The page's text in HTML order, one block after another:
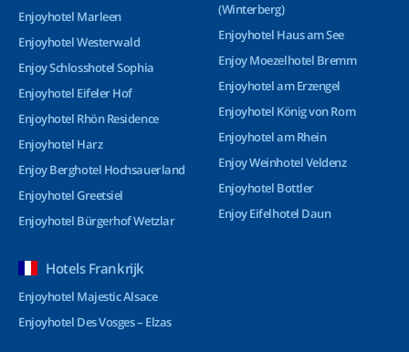
Enjoyhotel Marleen
Enjoyhotel Westerwald
Enjoy Schlosshotel Sophia
Enjoyhotel Eifeler Hof
Enjoyhotel Rhön Residence
Enjoyhotel Harz
Enjoy Berghotel Hochsauerland
Enjoyhotel Greetsiel
Enjoyhotel Bürgerhof Wetzlar
(Winterberg)
Enjoyhotel Haus am See
Enjoy Moezelhotel Bremm
Enjoyhotel am Erzengel
Enjoyhotel König von Rom
Enjoyhotel am Rhein
Enjoy Weinhotel Veldenz
Enjoyhotel Bottler
Enjoy Eifelhotel Daun
Hotels Frankrijk
Enjoyhotel Majestic Alsace
Enjoyhotel Des Vosges – Elzas